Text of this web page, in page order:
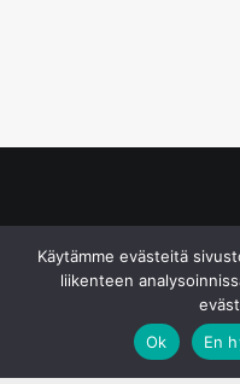
Käytämme evästeitä
liikenteen
Ok
En